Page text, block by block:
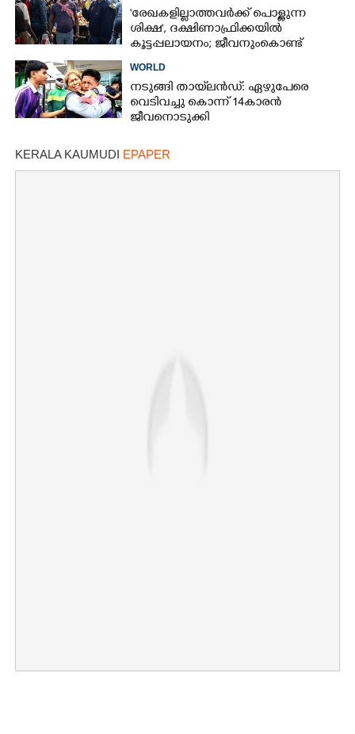
'രേഖകളില്ലാത്തവർക്ക് പൊള്ളുന്ന
ശിക്ഷ', ദക്ഷിണാഫ്രിക്കയിൽ
കൂട്ടപ്പലായനം; ജീവനുംകൊണ്ട്
പേർ
WORLD
നടുങ്ങി തായ്‌ലൻഡ്: ഏഴുപേരെ
വെടിവച്ചു കൊന്ന് 14കാരൻ
ജീവനൊടുക്കി
KERALA KAUMUDI EPAPER
Copy Link